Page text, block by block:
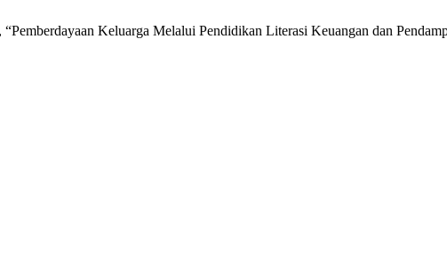
Keluarga Melalui Pendidikan Literasi Keuangan dan